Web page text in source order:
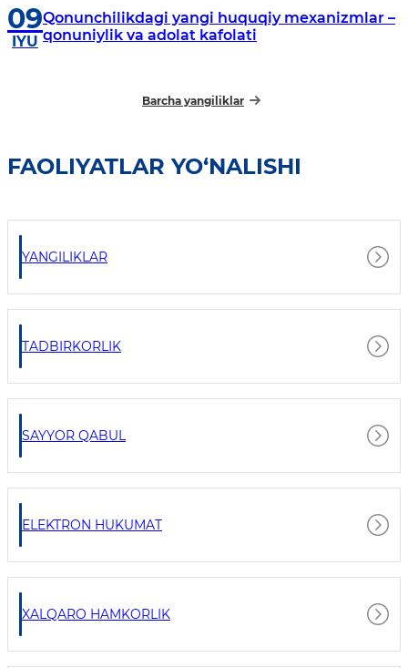
09
IYU
Qonunchilikdagi yangi huquqiy mexanizmlar –
qonuniylik va adolat kafolati
Barcha yangiliklar
FAOLIYATLAR YO‘NALISHI
YANGILIKLAR
TADBIRKORLIK
SAYYOR QABUL
ELEKTRON HUKUMAT
XALQARO HAMKORLIK